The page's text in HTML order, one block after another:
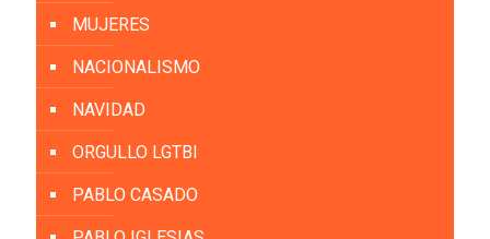
MUJERES
NACIONALISMO
NAVIDAD
ORGULLO LGTBI
PABLO CASADO